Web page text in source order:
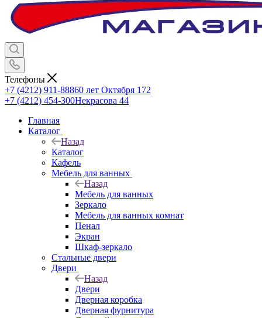
Телефоны
+7 (4212) 911-88860 лет Октября 172
+7 (4212) 454-300Некрасова 44
Главная
Каталог
Назад
Каталог
Кафель
Мебель для ванных
Назад
Мебель для ванных
Зеркало
Мебель для ванных комнат
Пенал
Экран
Шкаф-зеркало
Стальные двери
Двери
Назад
Двери
Дверная коробка
Дверная фурнитура